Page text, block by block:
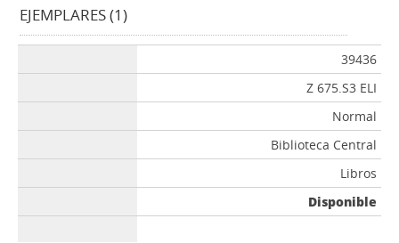
EJEMPLARES (1)
39436
Z 675.S3 ELI
Normal
Biblioteca Central
Libros
Disponible